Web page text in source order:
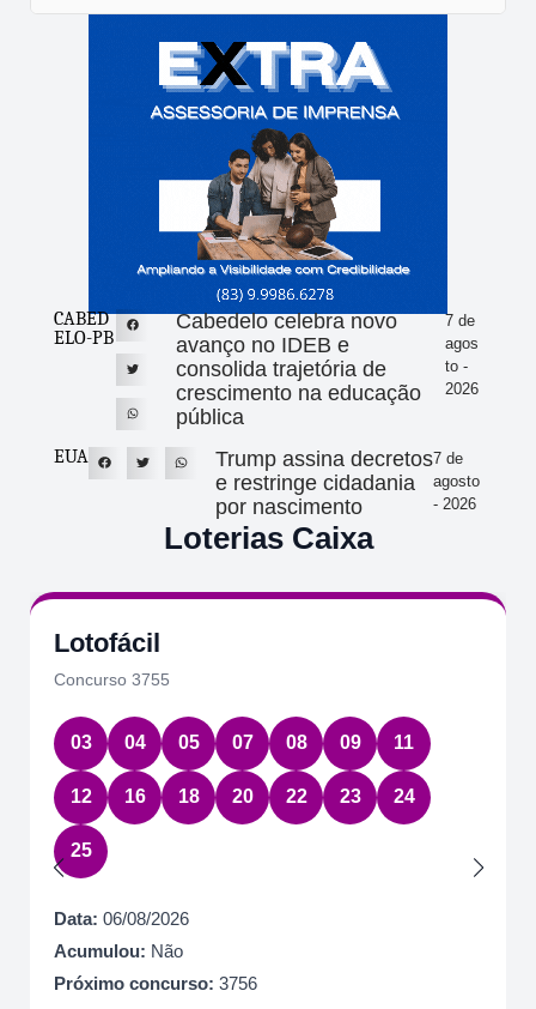
CABED
ELO-PB
Cabedelo celebra novo
avanço no IDEB e
consolida trajetória de
crescimento na educação
pública
7 de
agos
to -
2026
EUA
Trump assina decretos
e restringe cidadania
por nascimento
7 de
agosto
- 2026
Loterias Caixa
Lotofácil
Concurso 3755
03 04 05 07 08 09 11
12 16 18 20 22 23 24
25
Data: 06/08/2026
Acumulou: Não
Próximo concurso: 3756